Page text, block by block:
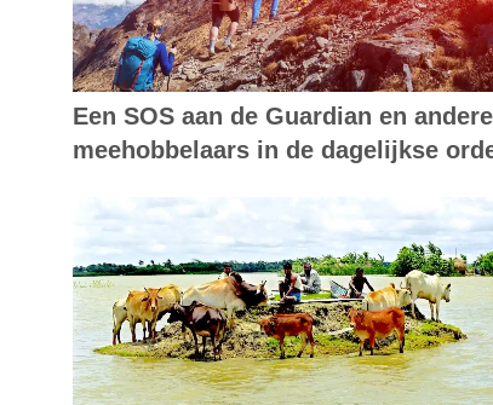
Een SOS aan de Guardian en andere
meehobbelaars in de dagelijkse